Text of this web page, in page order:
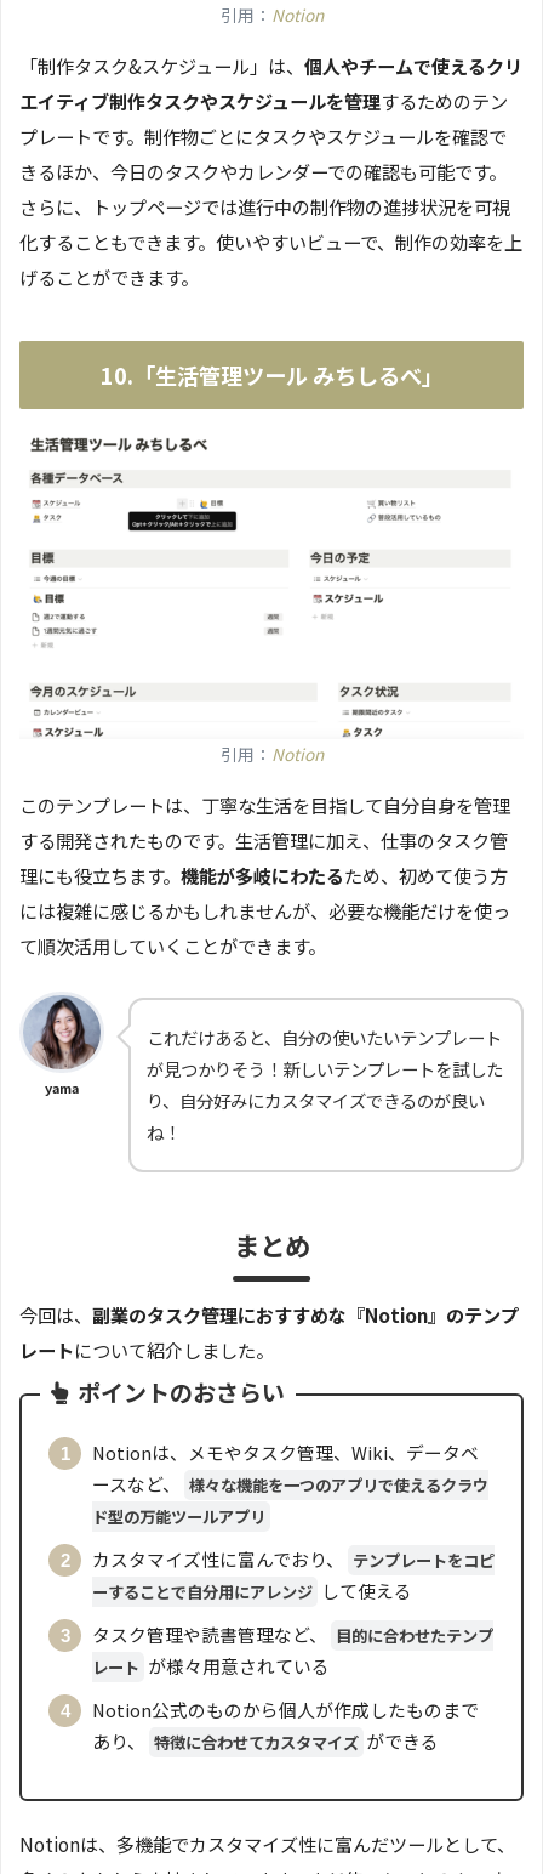
引用： Notion
「制作タスク&スケジュール」は、 個人やチームで使えるクリ
エイティブ制作タスクやスケジュールを管理するためのテン
プレートです。制作物ごとにタスクやスケジュールを確認で
きるほか、今日のタスクやカレンダーでの確認も可能です。
さらに、トップページでは進行中の制作物の進捗状況を可視
化することもできます。使いやすいビューで、制作の効率を上
げることができます。
10.「生活管理ツール みちしるべ」
引用： Notion
このテンプレートは、丁寧な生活を目指して自分自身を管理
する開発されたものです。生活管理に加え、仕事のタスク管
理にも役立ちます。 機能が多岐にわたるため、初めて使う方
には複雑に感じるかもしれませんが、必要な機能だけを使っ
て順次活用していくことができます。
yama
これだけあると、自分の使いたいテンプレート
が見つかりそう！新しいテンプレートを試した
り、自分好みにカスタマイズできるのが良い
ね！
まとめ
今回は、 副業のタスク管理におすすめな『Notion』のテンプ
レートについて紹介しました。
ポイントのおさらい
Notionは、メモやタスク管理、Wiki、データベ
ースなど、
様々な機能を一つのアプリで使えるクラウ
ド型の万能ツールアプリ
カスタマイズ性に富んでおり、
テンプレートをコピ
ーすることで自分用にアレンジ して使える
タスク管理や読書管理など、
目的に合わせたテンプ
レート が様々用意されている
Notion公式のものから個人が作成したものまで
あり、
特徴に合わせてカスタマイズ ができる
Notionは、多機能でカスタマイズ性に富んだツールとして、